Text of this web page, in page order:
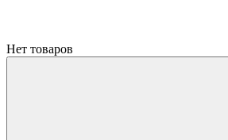
Нет товаров